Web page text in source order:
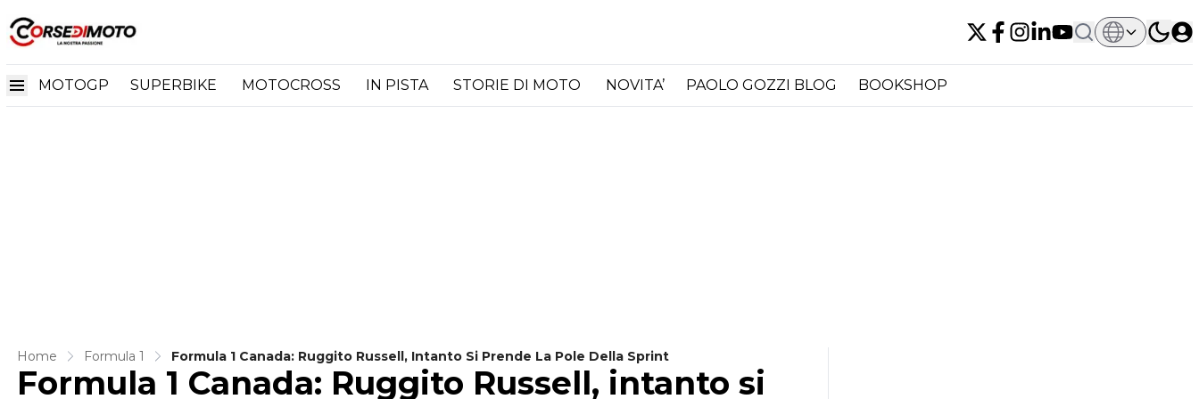
MOTOGP SUPERBIKE MOTOCROSS IN PISTA STORIE DI MOTO NOVITA’ PAOLO GOZZI BLOG BOOKSHOP
Home Formula 1 Formula 1 Canada: Ruggito Russell, Intanto Si Prende La Pole Della Sprint
Formula 1 Canada: Ruggito Russell, intanto si